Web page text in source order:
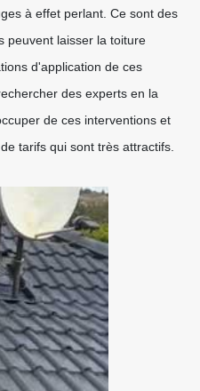
à effet perlant. Ce sont des
peuvent laisser la toiture
d'application de ces
des experts en la
de ces interventions et
tarifs qui sont très attractifs.